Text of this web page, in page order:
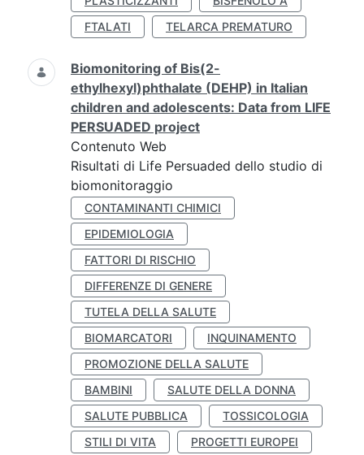
FTALATI
TELARCA PREMATURO
Biomonitoring of Bis(2-
ethylhexyl)phthalate (DEHP) in Italian
children and adolescents: Data from LIFE
PERSUADED project
Contenuto Web
Risultati di Life Persuaded dello studio di
biomonitoraggio
CONTAMINANTI CHIMICI
EPIDEMIOLOGIA
FATTORI DI RISCHIO
DIFFERENZE DI GENERE
TUTELA DELLA SALUTE
BIOMARCATORI
INQUINAMENTO
PROMOZIONE DELLA SALUTE
BAMBINI
SALUTE DELLA DONNA
SALUTE PUBBLICA
TOSSICOLOGIA
STILI DI VITA
PROGETTI EUROPEI